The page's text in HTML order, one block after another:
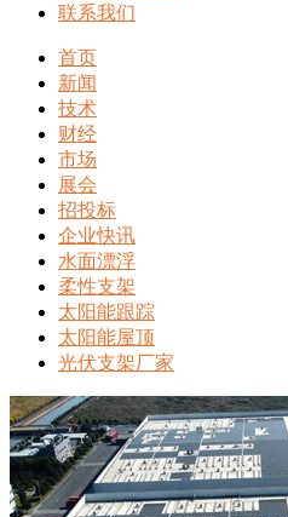
联系我们
首页
新闻
技术
财经
市场
展会
招投标
企业快讯
水面漂浮
柔性支架
太阳能跟踪
太阳能屋顶
光伏支架厂家